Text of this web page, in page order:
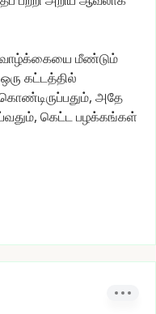
வாழ்க்கையை மீண்டும்
ஒரு கட்டத்தில்
அதே
கெட்டபழக்கங்கள்